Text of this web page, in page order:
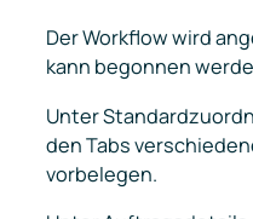
Der Workflow wird
kann begonnen
Unter
den Tabs
vorbelegen.